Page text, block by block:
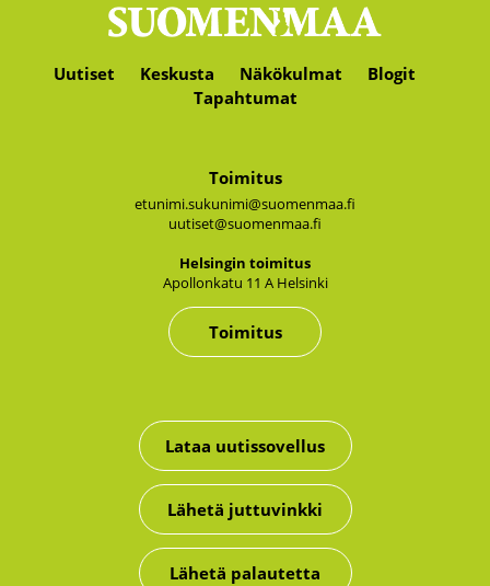
Uutiset Keskusta Näkökulmat
Blogit
Tapahtumat
Toimitus
etunimi.sukunimi@suomenmaa.fi
uutiset@suomenmaa.fi
Hel­sin­gin toi­mi­tus
Apol­lon­ka­tu 11 A Hel­sin­ki
Toimitus
Lataa uutissovellus
Lähetä juttuvinkki
Lähetä palautetta